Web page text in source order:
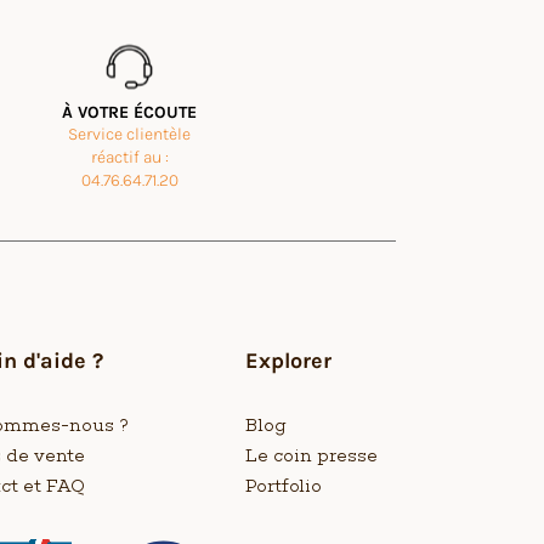
À VOTRE ÉCOUTE
Service clientèle
réactif au :
04.76.64.71.20
d'aide ?
nous ?
de vente
et FAQ
Explorer
Blog
Le coin presse
Portfolio